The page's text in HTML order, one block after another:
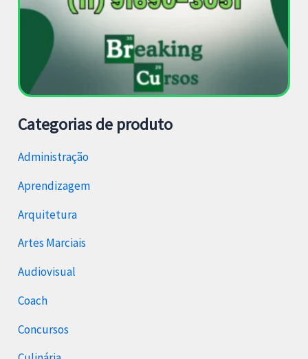
Categorias de produto
Administração
Aprendizagem
Arquitetura
Artes Marciais
Audiovisual
Coach
Concursos